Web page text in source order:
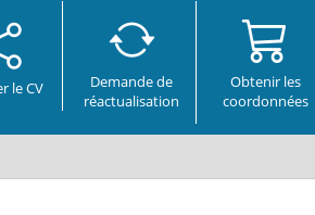
le CV
Demande de
réactualisation
Obtenir les
coordonnées